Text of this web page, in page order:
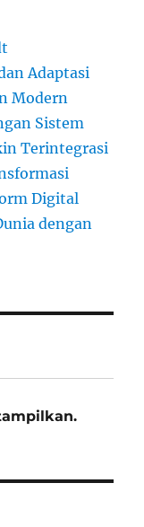
Adaptasi
Modern
Sistem
Terintegrasi
Digital
dengan